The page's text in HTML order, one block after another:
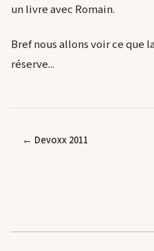
un livre avec Romain.
Bref nous allons voir ce que
réserve...
← Devoxx 2011